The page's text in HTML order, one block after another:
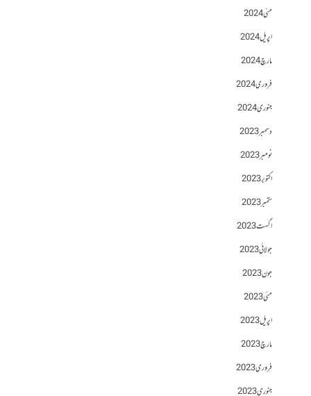
مئی 2024
اپریل 2024
مارچ 2024
فروری 2024
جنوری 2024
دسمبر 2023
نومبر 2023
اکتوبر 2023
ستمبر 2023
اگست 2023
جولائی 2023
جون 2023
مئی 2023
اپریل 2023
مارچ 2023
فروری 2023
جنوری 2023